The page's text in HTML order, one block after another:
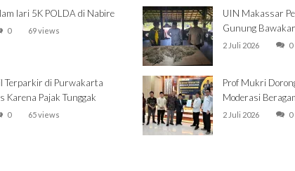
lari 5K POLDA di Nabire
0 69 views
Terparkir di Purwakarta
Karena Pajak Tunggak
0 65 views
UIN Makassar
Gunung
2 Juli 2026 0
Prof Mukri
Moderasi
2 Juli 2026 0